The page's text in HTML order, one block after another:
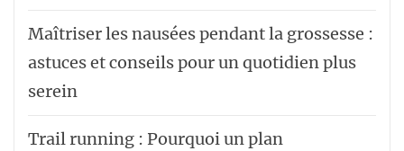
Maîtriser les nausées pendant la grossesse :
astuces et conseils pour un quotidien plus
serein
Trail running : Pourquoi un plan